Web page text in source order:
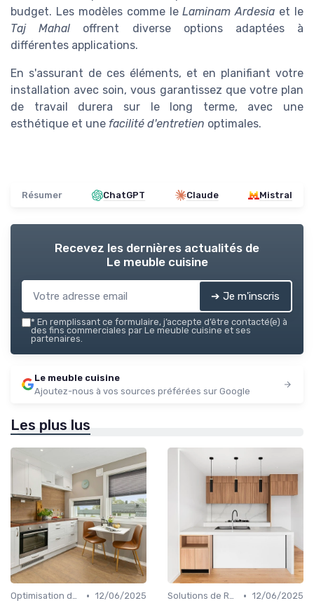
budget. Les modèles comme leLaminam Ardesia et le
Taj Mahal offrent diverse options adaptées à
différentes applications.
En s'assurant de ces éléments, et en planifiant votre
installation avec soin, vous garantissez que votre plan
de travail durera sur le long terme, avec une
esthétique et une facilité d'entretien optimales.
Résumer ChatGPT Claude Mistral
Recevez les dernières actualités de
Le meuble cuisine
➔ Je m'inscris
* En remplissant ce formulaire, j’accepte d’être contacté(e) à
des fins commerciales par Le meuble cuisine et ses
partenaires.
Le meuble cuisine
Ajoutez-nous à vos sources préférées sur Google
Les plus lus
Optimisation de l'Espace • 12/06/2025
Solutions de Rangement Intelligentes • 12/06/2025